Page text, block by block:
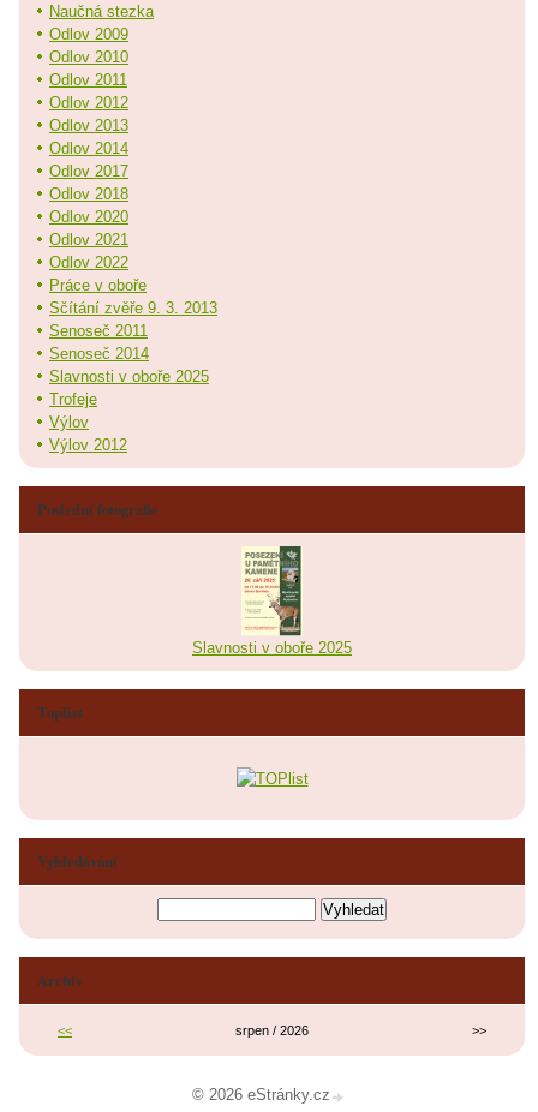
Naučná stezka
Odlov 2009
Odlov 2010
Odlov 2011
Odlov 2012
Odlov 2013
Odlov 2014
Odlov 2017
Odlov 2018
Odlov 2020
Odlov 2021
Odlov 2022
Práce v oboře
Sčítání zvěře 9. 3. 2013
Senoseč 2011
Senoseč 2014
Slavnosti v oboře 2025
Trofeje
Výlov
Výlov 2012
Poslední fotografie
Slavnosti v oboře 2025
Toplist
Vyhledávání
Archiv
<< srpen / 2026 >>
© 2026 eStránky.cz